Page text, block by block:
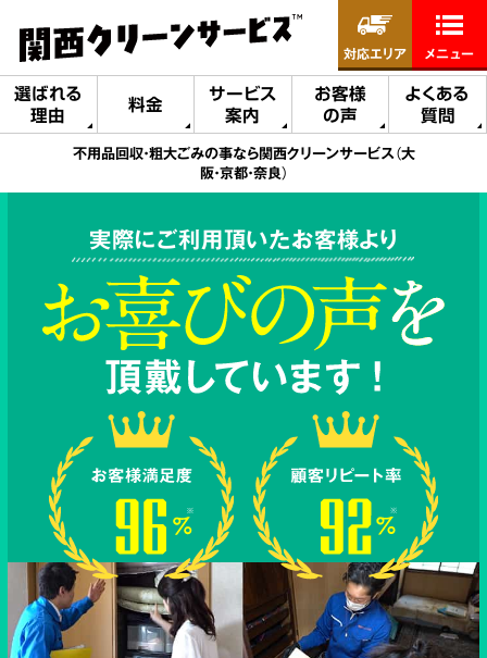
選ばれる
理由
料金
サービス
案内
お客様
の声
よくある
質問
対応エリア メニュー
不用品回収・粗大ごみの事なら関西クリーンサービス（大
阪・京都・奈良）
実際にご利用頂いたお客様より